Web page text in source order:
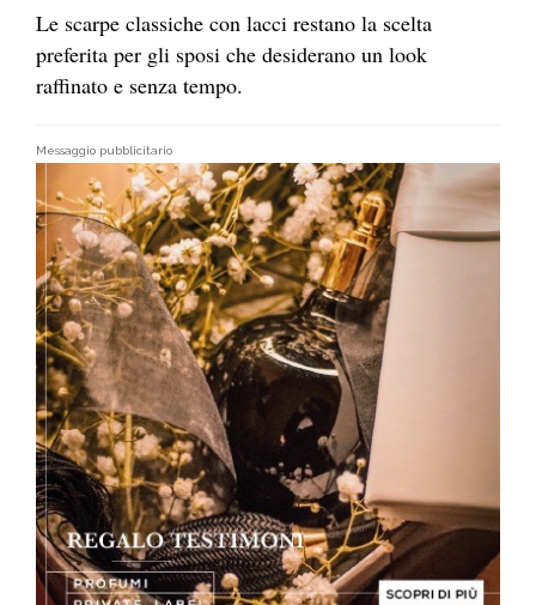
Le scarpe classiche con lacci restano la scelta
preferita per gli sposi che desiderano un look
raffinato e senza tempo.
Messaggio pubblicitario